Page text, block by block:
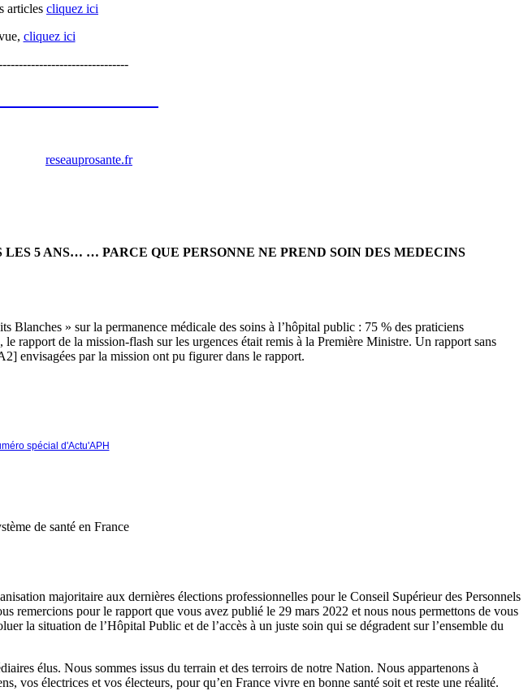
articles cliquez ici
cliquez ici
reseauprosante.fr
5 ANS… … PARCE QUE PERSONNE NE PREND SOIN DES MEDECINS
» sur la permanence médicale des soins à l’hôpital public : 75 % des praticiens
rapport de la mission-flash sur les urgences était remis à la Première Ministre. Un rapport sans
envisagées par la mission ont pu figurer dans le rapport.
spécial d'Actu'APH
de santé en France
majoritaire aux dernières élections professionnelles pour le Conseil Supérieur des Personnels
remercions pour le rapport que vous avez publié le 29 mars 2022 et nous nous permettons de vous
la situation de l’Hôpital Public et de l’accès à un juste soin qui se dégradent sur l’ensemble du
élus. Nous sommes issus du terrain et des terroirs de notre Nation. Nous appartenons à
électrices et vos électeurs, pour qu’en France vivre en bonne santé soit et reste une réalité.